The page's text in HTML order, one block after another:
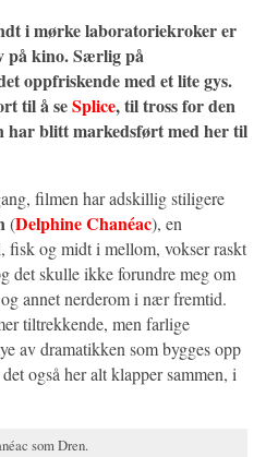
i mørke laboratoriekroker er
på kino. Særlig på
oppfriskende med et lite gys.
til å seSplice, til tross for den
har blitt markedsført med her til
filmen har adskillig stiligere
(Delphine Chanéac), en
fisk og midt i mellom, vokser raskt
det skulle ikke forundre meg om
annet nerderom i nær fremtid.
tiltrekkende, men farlige
av dramatikken som bygges opp
også her alt klapper sammen, i
som Dren.